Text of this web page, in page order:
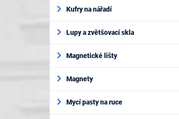
Kufry na nářadí
Lupy a zvětšovací skla
Magnetické lišty
Magnety
Mycí pasty na ruce